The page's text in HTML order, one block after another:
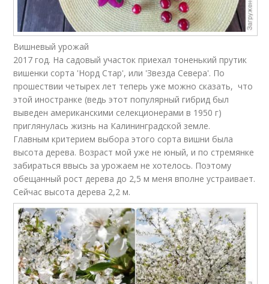
Вишневый урожай
2017 год. На садовый участок приехал тоненький прутик
вишенки сорта 'Норд Стар', или 'Звезда Севера'. По
прошествии четырех лет теперь уже можно сказать, что
этой иностранке (ведь этот популярный гибрид был
выведен американскими селекционерами в 1950 г)
приглянулась жизнь на Калининградской земле.
Главным критерием выбора этого сорта вишни была
высота дерева. Возраст мой уже не юный, и по стремянке
забираться ввысь за урожаем не хотелось. Поэтому
обещанный рост дерева до 2,5 м меня вполне устраивает.
Сейчас высота дерева 2,2 м.